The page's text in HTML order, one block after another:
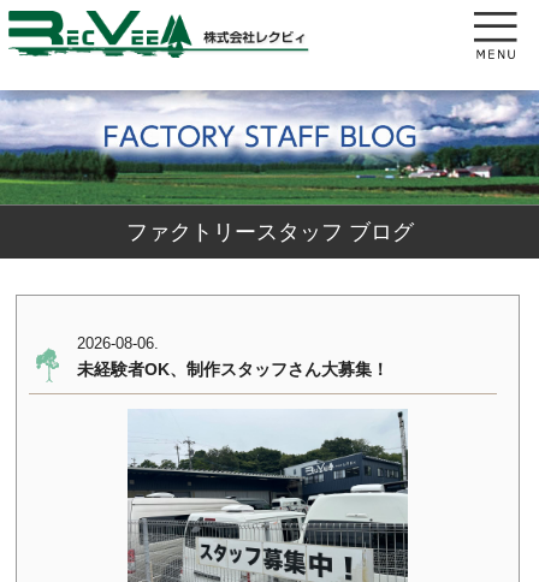
ファクトリースタッフ ブログ
2026-08-06.
未経験者OK、制作スタッフさん大募集！